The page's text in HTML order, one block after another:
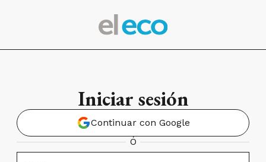
Iniciar sesión
Continuar con Google
Ó